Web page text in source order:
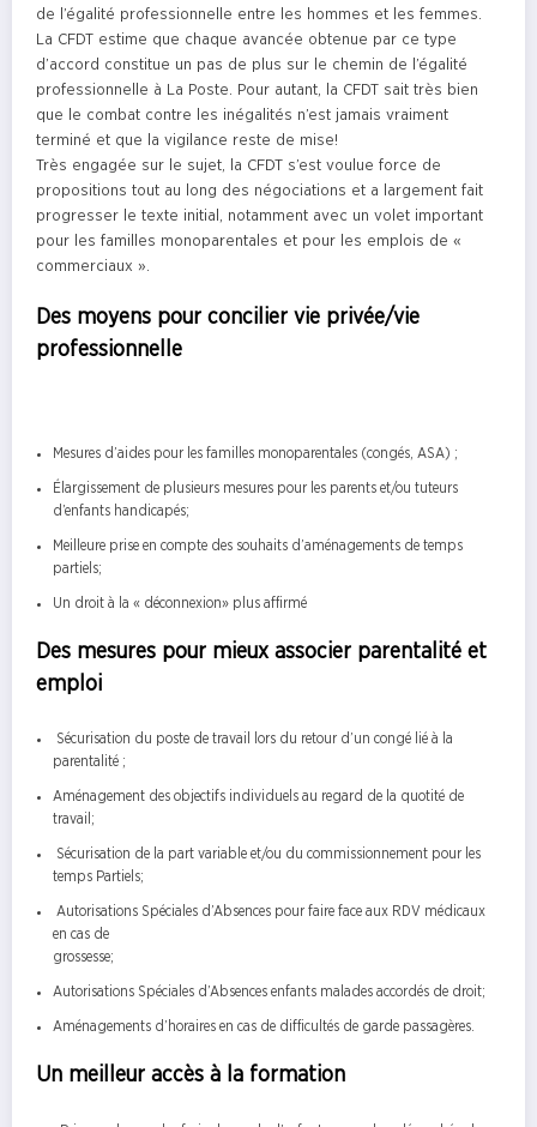
de l’égalité professionnelle entre les hommes et les femmes.
La CFDT estime que chaque avancée obtenue par ce type
d’accord constitue un pas de plus sur le chemin de l’égalité
professionnelle à La Poste. Pour autant, la CFDT sait très bien
que le combat contre les inégalités n’est jamais vraiment
terminé et que la vigilance reste de mise!
Très engagée sur le sujet, la CFDT s’est voulue force de
propositions tout au long des négociations et a largement fait
progresser le texte initial, notamment avec un volet important
pour les familles monoparentales et pour les emplois de «
commerciaux ».
Des moyens pour concilier vie privée/vie
professionnelle
Mesures d’aides pour les familles monoparentales (congés, ASA) ;
Élargissement de plusieurs mesures pour les parents et/ou tuteurs
d’enfants handicapés;
Meilleure prise en compte des souhaits d’aménagements de temps
partiels;
Un droit à la « déconnexion» plus affirmé
Des mesures pour mieux associer parentalité et
emploi
Sécurisation du poste de travail lors du retour d’un congé lié à la
parentalité ;
Aménagement des objectifs individuels au regard de la quotité de
travail;
Sécurisation de la part variable et/ou du commissionnement pour les
temps Partiels;
Autorisations Spéciales d’Absences pour faire face aux RDV médicaux
en cas de
grossesse;
Autorisations Spéciales d’Absences enfants malades accordés de droit;
Aménagements d’horaires en cas de difficultés de garde passagères.
Un meilleur accès à la formation